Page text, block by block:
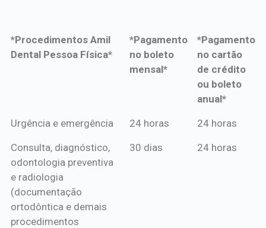
*Procedimentos Amil
Dental Pessoa Física*
*Pagamento
no boleto
mensal*
*Pagamento
no cartão
de crédito
ou boleto
anual*
*Procedimentos Amil
*Pagamento
mensal*
*Pagamento
de crédito
Urgência e emergência 24 horas 24 horas
Consulta, diagnóstico,
odontologia preventiva
e radiologia
(documentação
ortodôntica e demais
procedimentos
30 dias 24 horas